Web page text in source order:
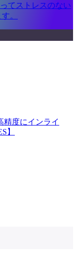
てストレスのない
。
精度にインライ
】